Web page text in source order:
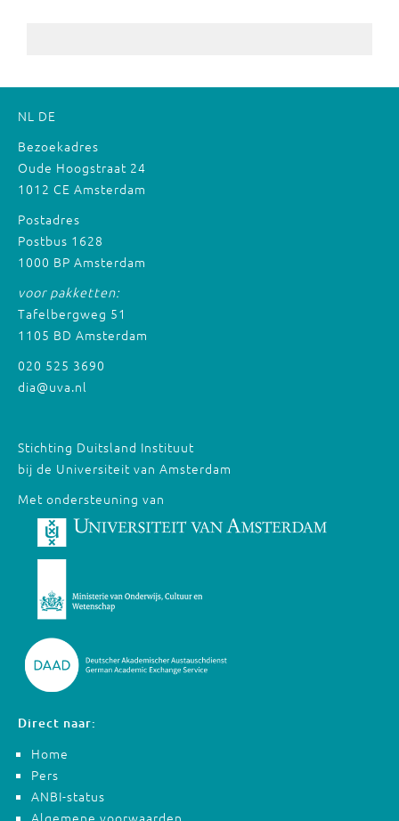
NL DE
Bezoekadres
Oude Hoogstraat 24
1012 CE Amsterdam
Postadres
Postbus 1628
1000 BP Amsterdam
voor pakketten:
Tafelbergweg 51
1105 BD Amsterdam
020 525 3690
dia@uva.nl
Stichting Duitsland Instituut
bij de Universiteit van Amsterdam
Met ondersteuning van
Direct naar:
Home
Pers
ANBI-status
Algemene voorwaarden